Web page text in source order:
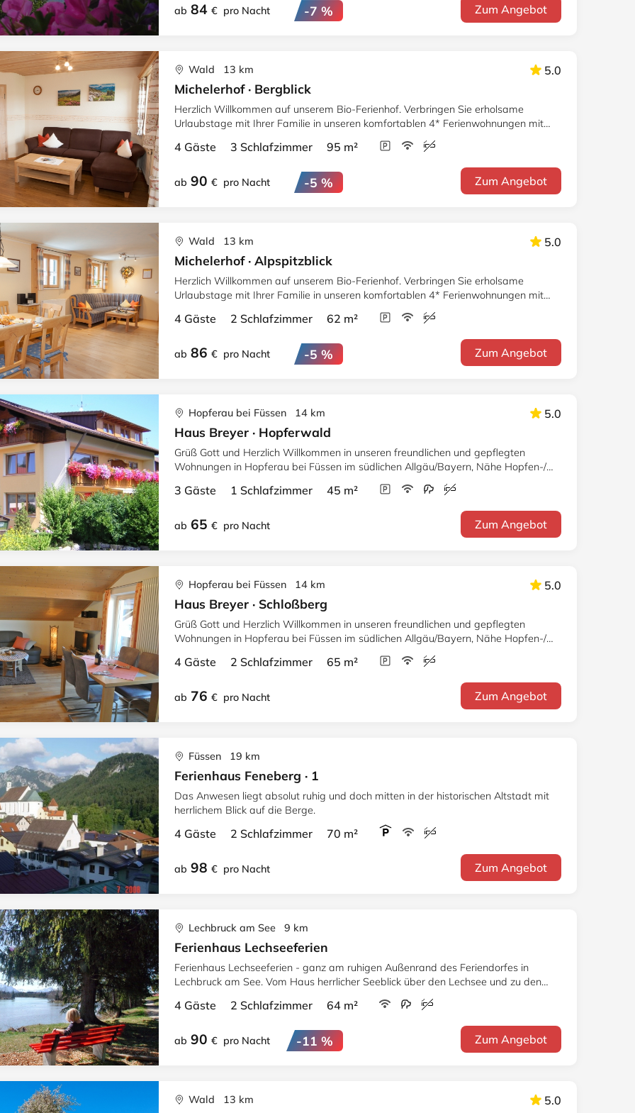
-7 %
ab 84 € pro Nacht Zum Angebot
-5 %
Wald 13 km 5.0
Michelerhof · Bergblick
Herzlich Willkommen auf unserem Bio-Ferienhof. Verbringen Sie erholsame
Urlaubstage mit Ihrer Familie in unseren komfortablen 4* Ferienwohnungen mit
4 Gäste 3 Schlafzimmer 95 m²
ab 90 € pro Nacht Zum Angebot
-5 %
Wald 13 km 5.0
Michelerhof · Alpspitzblick
Herzlich Willkommen auf unserem Bio-Ferienhof. Verbringen Sie erholsame
Urlaubstage mit Ihrer Familie in unseren komfortablen 4* Ferienwohnungen mit
4 Gäste 2 Schlafzimmer 62 m²
ab 86 € pro Nacht Zum Angebot
Hopferau bei Füssen 14 km 5.0
Haus Breyer · Hopferwald
Grüß Gott und Herzlich Willkommen in unseren freundlichen und gepflegten
Wohnungen in Hopferau bei Füssen im südlichen Allgäu/Bayern, Nähe Hopfen-/
3 Gäste 1 Schlafzimmer 45 m²
ab 65 € pro Nacht Zum Angebot
Hopferau bei Füssen 14 km 5.0
Haus Breyer · Schloßberg
Grüß Gott und Herzlich Willkommen in unseren freundlichen und gepflegten
Wohnungen in Hopferau bei Füssen im südlichen Allgäu/Bayern, Nähe Hopfen-/
4 Gäste 2 Schlafzimmer 65 m²
ab 76 € pro Nacht Zum Angebot
Füssen 19 km
Ferienhaus Feneberg · 1
Das Anwesen liegt absolut ruhig und doch mitten in der historischen Altstadt mit
herrlichem Blick auf die Berge.
4 Gäste 2 Schlafzimmer 70 m²
ab 98 € pro Nacht Zum Angebot
-11 %
Lechbruck am See 9 km
Ferienhaus Lechseeferien
Ferienhaus Lechseeferien - ganz am ruhigen Außenrand des Feriendorfes in
Lechbruck am See. Vom Haus herrlicher Seeblick über den Lechsee und zu den
4 Gäste 2 Schlafzimmer 64 m²
ab 90 € pro Nacht Zum Angebot
Wald 13 km 5.0